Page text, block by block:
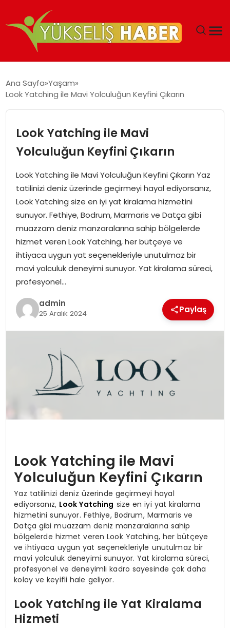
MALIYETLERINI AZALTIYOR’
Ana Sayfa Yaşam
Look Yatching ile Mavi Yolculuğun Keyfini Çıkarın
Look Yatching ile Mavi
Yolculuğun Keyfini Çıkarın
Look Yatching ile Mavi Yolculuğun Keyfini Çıkarın Yaz
tatilinizi deniz üzerinde geçirmeyi hayal ediyorsanız,
Look Yatching size en iyi yat kiralama hizmetini
sunuyor. Fethiye, Bodrum, Marmaris ve Datça gibi
muazzam deniz manzaralarına sahip bölgelerde
hizmet veren Look Yatching, her bütçeye ve
ihtiyaca uygun yat seçenekleriyle unutulmaz bir
mavi yolculuk deneyimi sunuyor. Yat kiralama süreci,
profesyonel…
admin
25 Aralık 2024 Paylaş
Look Yatching ile Mavi
Yolculuğun Keyfini Çıkarın
Yaz tatilinizi deniz üzerinde geçirmeyi hayal
ediyorsanız, Look Yatching size en iyi yat kiralama
hizmetini sunuyor. Fethiye, Bodrum, Marmaris ve
Datça gibi muazzam deniz manzaralarına sahip
bölgelerde hizmet veren Look Yatching, her bütçeye
ve ihtiyaca uygun yat seçenekleriyle unutulmaz bir
mavi yolculuk deneyimi sunuyor. Yat kiralama süreci,
profesyonel ve deneyimli kadro sayesinde çok daha
kolay ve keyifli hale geliyor.
Look Yatching ile Yat Kiralama
Hizmeti